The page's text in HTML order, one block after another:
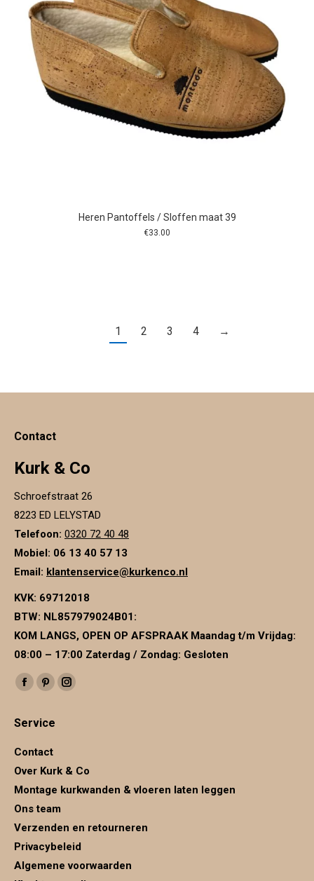
Heren Pantoffels / Sloffen maat 39
€33.00
1 2 3 4 →
Contact
Kurk & Co
Schroefstraat 26
8223 ED LELYSTAD
Telefoon: 0320 72 40 48
Mobiel: 06 13 40 57 13
Email: klantenservice@kurkenco.nl
KVK: 69712018
BTW: NL857979024B01 :
KOM LANGS, OPEN OP AFSPRAAK Maandag t/m Vrijdag:
08:00 – 17:00 Zaterdag / Zondag: Gesloten
Vind ons op:
Facebook
opens
Pinterest
opens
Instagram
Service
Contact
Over Kurk & Co
Montage kurkwanden & vloeren laten leggen
Ons team
Verzenden en retourneren
Privacybeleid
Algemene voorwaarden